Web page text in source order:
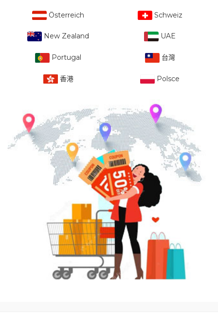
Österreich Schweiz
New Zealand UAE
Portugal 台灣
香港 Polsce